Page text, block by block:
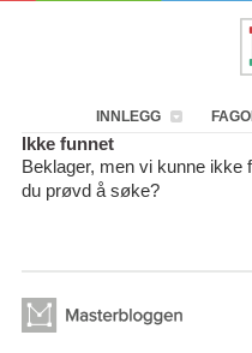
INNLEGG
Ikke funnet
Beklager, men vi kunne ikke
du prøvd å søke?